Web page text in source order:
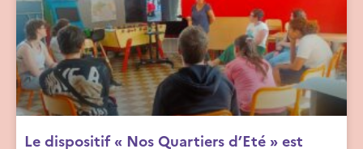
Le dispositif « Nos Quartiers d’Eté » est